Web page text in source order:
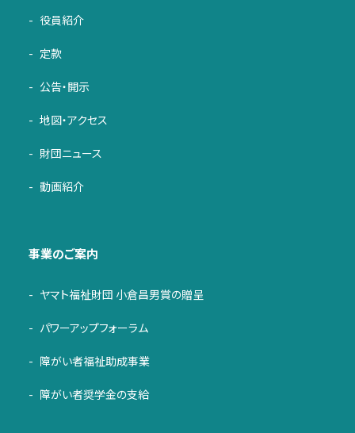
役員紹介
定款
公告・開示
地図・アクセス
財団ニュース
動画紹介
事業のご案内
ヤマト福祉財団 小倉昌男賞の贈呈
パワーアップフォーラム
障がい者福祉助成事業
障がい者奨学金の支給